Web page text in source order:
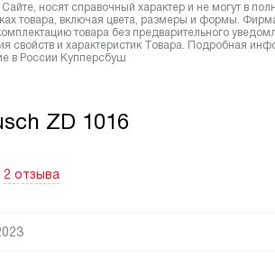
носят справочный характер и не могут в
товара, включая цвета, размеры и формы.
товара без предварительного
свойств и характеристик Товара. Подробная
в России Купперсбуш
ZD 1016
2 отзыва